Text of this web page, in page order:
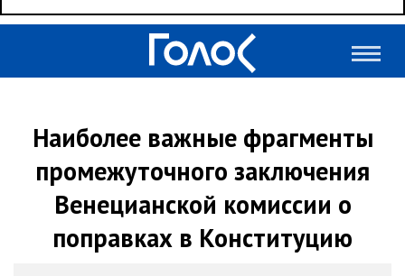
Наиболее важные фрагменты
промежуточного заключения
Венецианской комиссии о
поправках в Конституцию